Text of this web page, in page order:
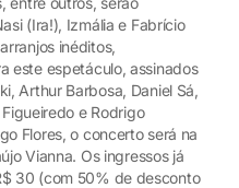
(Ira!), Izmália e Fabrício
inéditos,
este espetáculo, assinados
Arthur Barbosa, Daniel Sá,
e Rodrigo
Flores, o concerto será na
Vianna. Os ingressos já
30 (com 50% de desconto